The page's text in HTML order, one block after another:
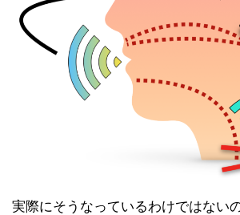
実際にそうなっているわけではない